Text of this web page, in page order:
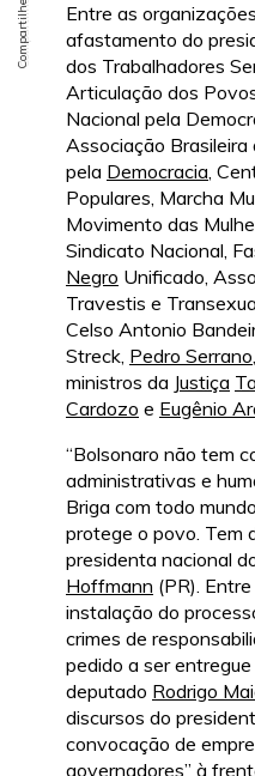
Entre as
afastamento do
dos Trabalhadores
Articulação dos
Nacional pela
Associação Brasileira
pela Democracia,
Populares, Marcha
Movimento das
Sindicato Nacional,
Negro Unificado,
Travestis e
Celso Antonio
Streck, Pedro Serrano,
ministros da Justiça
Cardozo e Eugênio
“Bolsonaro não tem
administrativas e
Briga com todo
protege o povo. Tem
presidenta nacional
Hoffmann (PR).
instalação do
crimes de
pedido a ser
deputado Rodrigo
discursos do
convocação de
governadores” à